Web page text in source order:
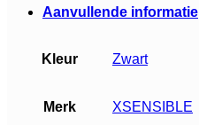
Aanvullende informatie
Kleur Zwart
Merk XSENSIBLE